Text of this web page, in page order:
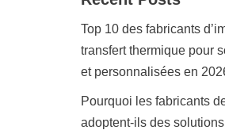
Top 10 des fabricants
transfert thermique pour
et personnalisées en
Pourquoi les fabricants
adoptent-ils des